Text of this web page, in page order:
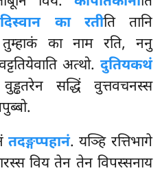
का रतीति तानि
तुम्हाकं का नाम रति, ननु
अत्थो. दुतियकथं
सद्धिं वुत्तवचनस्स
तदङ्गप्पहानं. यञ्हि रत्तिभागे
विय तेन तेन विपस्सनाय